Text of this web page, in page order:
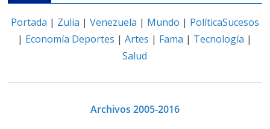
Portada | Zulia | Venezuela | Mundo | PolíticaSucesos
| Economía Deportes |Artes | Fama | Tecnología |
Salud
Archivos 2005-2016